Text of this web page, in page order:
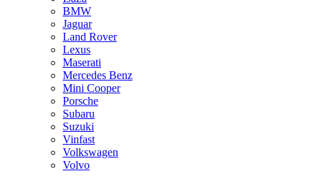
BMW
Jaguar
Land Rover
Lexus
Maserati
Mercedes Benz
Mini Cooper
Porsche
Subaru
Suzuki
Vinfast
Volkswagen
Volvo